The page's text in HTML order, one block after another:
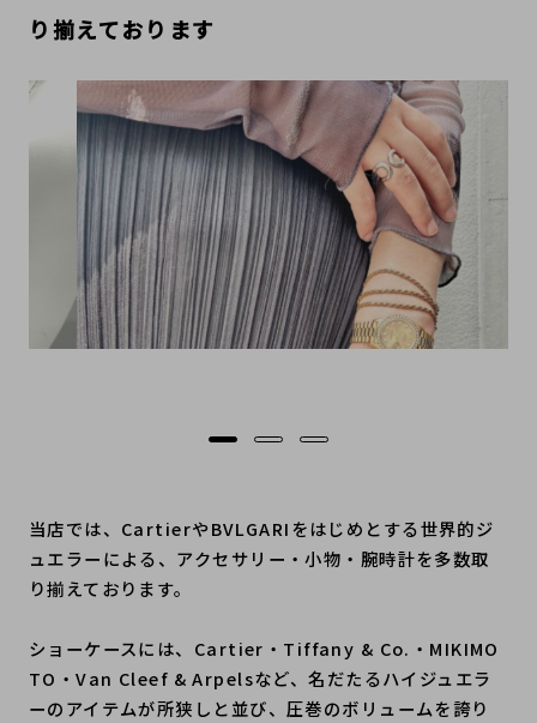
り揃えております
当店では、CartierやBVLGARIをはじめとする世界的ジ
ュエラーによる、アクセサリー・小物・腕時計を多数取
り揃えております。
ショーケースには、Cartier・Tiffany & Co.・MIKIMO
TO・Van Cleef & Arpelsなど、名だたるハイジュエラ
ーのアイテムが所狭しと並び、圧巻のボリュームを誇り